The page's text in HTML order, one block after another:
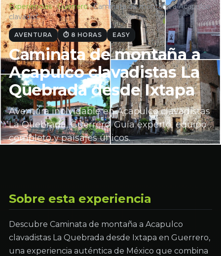
Experiencias · Guerrero · Caminata de montaña a Acapulco
clavadist…
AVENTURA ⏱ 8 HORAS EASY
Caminata de montaña a
Acapulco clavadistas La
Quebrada desde Ixtapa
Aventura inolvidable en Acapulco clavadistas
La Quebrada, Guerrero. Guía experto, equipo
completo y paisajes únicos.
Sobre esta experiencia
Descubre Caminata de montaña a Acapulco
clavadistas La Quebrada desde Ixtapa en Guerrero,
una experiencia auténtica de México que combina